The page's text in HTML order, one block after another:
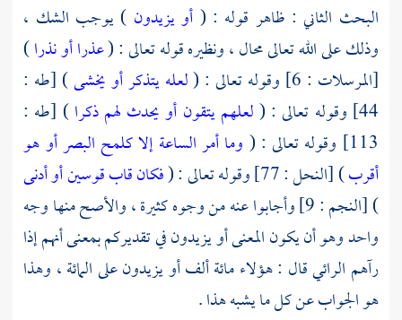
البحث الثاني : ظاهر قوله : ( أو يزيدون ) يوجب الشك ،
وذلك على الله تعالى محال ، ونظيره قوله تعالى : (عذرا أو نذرا)
[المرسلات : 6] وقوله تعالى : (
لعله يتذكر أو يخشى) [طه :
44] وقوله تعالى : (
لعلهم يتقون أو يحدث لهم ذكرا) [طه :
113] وقوله تعالى : (
وما أمر الساعة إلا كلمح البصر أو هو
أقرب) [النحل : 77] وقوله تعالى : (
فكان قاب قوسين أو أدنى
) [النجم : 9] وأجابوا عنه من وجوه كثيرة ، والأصح منها وجه
واحد وهو أن يكون المعنى أو يزيدون في تقديركم بمعنى أنهم إذا
رآهم الرائي قال : هؤلاء مائة ألف أو يزيدون على المائة ، وهذا
هو الجواب عن كل ما يشبه هذا .